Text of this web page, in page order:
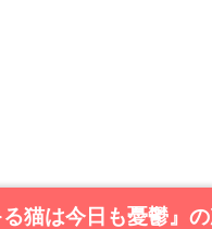
猫は今日も憂鬱』